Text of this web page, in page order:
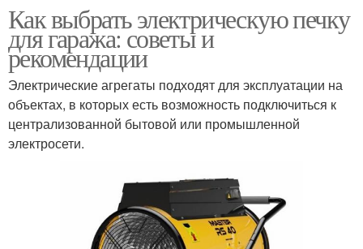
Как выбрать электрическую печку
для гаража: советы и
рекомендации
Электрические агрегаты подходят для эксплуатации на
объектах, в которых есть возможность подключиться к
централизованной бытовой или промышленной
электросети.